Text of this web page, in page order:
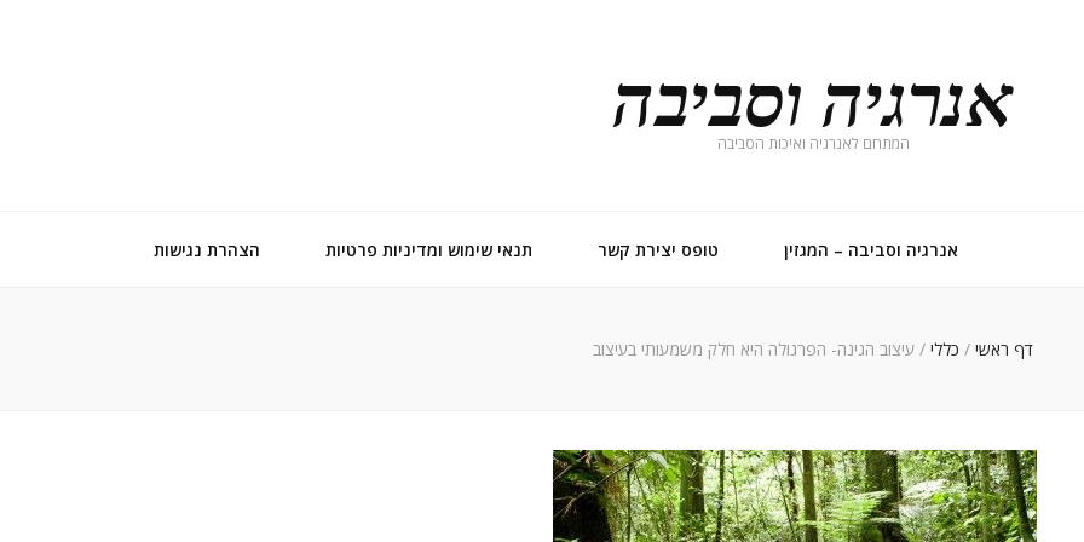
אנרגיה וסביבה
המתחם לאנרגיה ואיכות הסביבה
אנרגיה וסביבה – המגזין טופס יצירת קשר תנאי שימוש ומדיניות פרטיות הצהרת נגישות
דף ראשי / כללי / עיצוב הגינה- הפרגולה היא חלק משמעותי בעיצוב